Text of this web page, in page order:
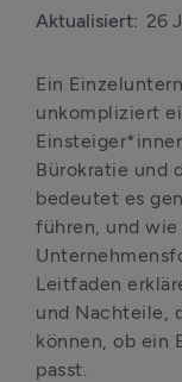
Aktualisiert: 26
Ein
unkompliziert
Bürokratie und
bedeutet es
führen, und
Leitfaden
und Nachteile,
können, ob ein
passt.